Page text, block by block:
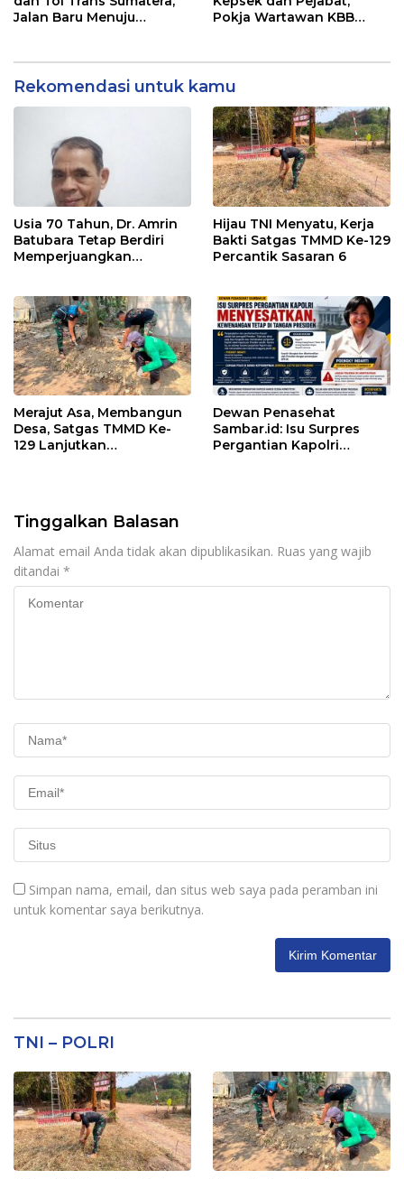
Jalan Baru Menuju
Pokja Wartawan KBB
Rekomendasi untuk kamu
Usia 70 Tahun, Dr. Amrin
Batubara Tetap Berdiri
Memperjuangkan
Hijau TNI Menyatu, Kerja
Bakti Satgas TMMD Ke-129
Percantik Sasaran 6
Merajut Asa, Membangun
Desa, Satgas TMMD Ke-
129 Lanjutkan
Dewan Penasehat
Sambar.id: Isu Surpres
Pergantian Kapolri
Tinggalkan Balasan
Alamat email Anda tidak akan dipublikasikan. Ruas yang wajib
ditandai *
Simpan nama, email, dan situs web saya pada peramban ini
untuk komentar saya berikutnya.
TNI – POLRI